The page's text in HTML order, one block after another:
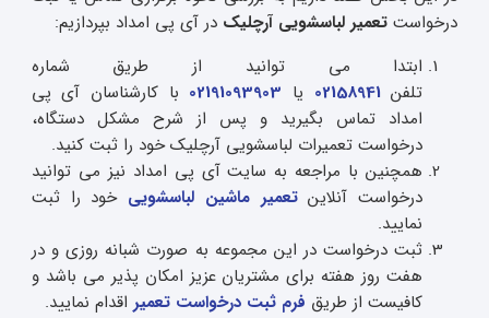
درخواستتعمیر لباسشویی آرچلیک در آی پی امداد بپردازیم:
ابتدا می توانید از طریق شماره
تلفن 02158941 یا 02191093903 با کارشناسان آی پی
امداد تماس بگیرید و پس از شرح مشکل دستگاه،
درخواست تعمیرات لباسشویی آرچلیک خود را ثبت کنید.
همچنین با مراجعه به سایت آی پی امداد نیز می توانید
درخواست آنلاینتعمیر ماشین لباسشویی خود را ثبت
نمایید.
ثبت درخواست در این مجموعه به صورت شبانه روزی و در
هفت روز هفته برای مشتریان عزیز امکان پذیر می باشد و
کافیست از طریق فرم ثبت درخواست تعمیراقدام نمایید.